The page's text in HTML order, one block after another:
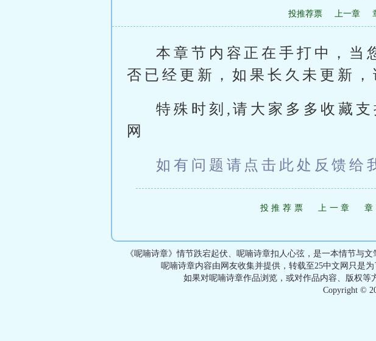
投推荐票 上一章
本章节内容正在手打中，当
否已经更新，如果长久未更新
特殊时刻,请大家多多收藏
网
如有问题请点击此处反馈给
投推荐票 上一章
《呢喃诗章》情节跌宕起伏、呢喃诗章扣人心弦，是一本情节与
呢喃诗章内容由网友收集并提供，转载至25中文网只是
如果对呢喃诗章作品浏览，或对作品内容、版权等
Copyright ©